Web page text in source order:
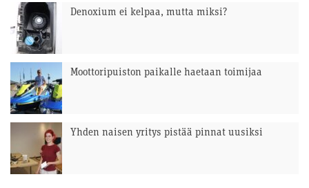
Denoxium ei kelpaa, mutta miksi?
Moottoripuiston paikalle haetaan toimijaa
Yhden naisen yritys pistää pinnat uusiksi